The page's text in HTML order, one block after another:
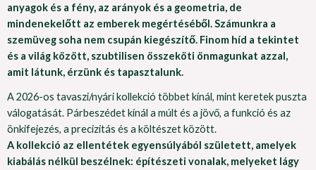
anyagok és a fény, az arányok és a geometria, de
mindenekelőtt az emberek megértéséből. Számunkra a
szemüveg soha nem csupán kiegészítő. Finom híd a tekintet
és a világ között, szubtilisen összeköti önmagunkat azzal,
amit látunk, érzünk és tapasztalunk.
A 2026-os tavaszi/nyári kollekció többet kínál, mint keretek puszta
válogatását. Párbeszédet kínál a múlt és a jövő, a funkció és az
önkifejezés, a precizitás és a költészet között.
A kollekció az ellentétek egyensúlyából született, amelyek
kiabálás nélkül beszélnek: építészeti vonalak, melyeket lágy